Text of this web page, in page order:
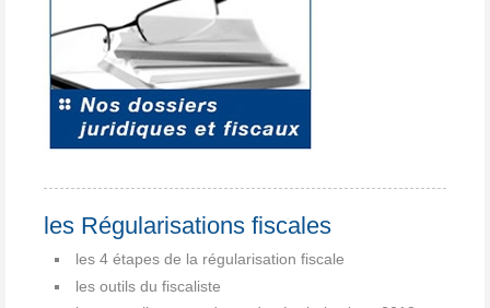
les Régularisations fiscales
les 4 étapes de la régularisation fiscale
les outils du fiscaliste